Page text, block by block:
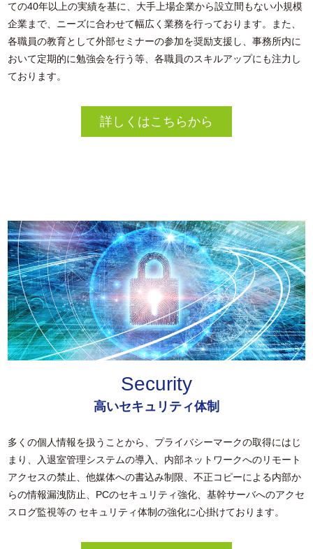
ての40年以上の実績を基に、大手上場企業から設立間もない小規模
企業まで、ニーズに合わせて幅広く業務を行っております。また、
各職員の教育として外部セミナーの参加を奨励支援し、事務所内に
おいて定期的に勉強会を行う等、各職員のスキルアップにも注力し
ております。
詳しくはこちらから
Security
高いセキュリティ体制
多くの個人情報を扱うことから、プライバシーマークの取得にはじ
まり、入退室管理システムの導入、内部ネットワークへのリモート
アクセスの禁止、他媒体への書込み制限、不正コピーによる内部か
らの情報漏洩防止、PCのセキュリティ強化、基幹サーバへのアクセ
スログ監視等の セキュリティ体制の強化に心掛けております。